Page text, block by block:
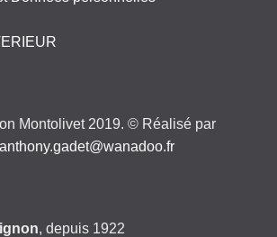
Montolivet 2019. © Réalisé par
anthony.gadet@wanadoo.fr
, depuis 1922